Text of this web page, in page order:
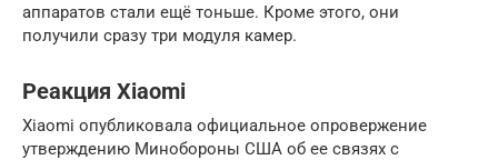
аппаратов стали ещё тоньше. Кроме этого, они
получили сразу три модуля камер.
Реакция Xiaomi
Xiaomi опубликовала официальное опровержение
утверждению Минобороны США об ее связях с